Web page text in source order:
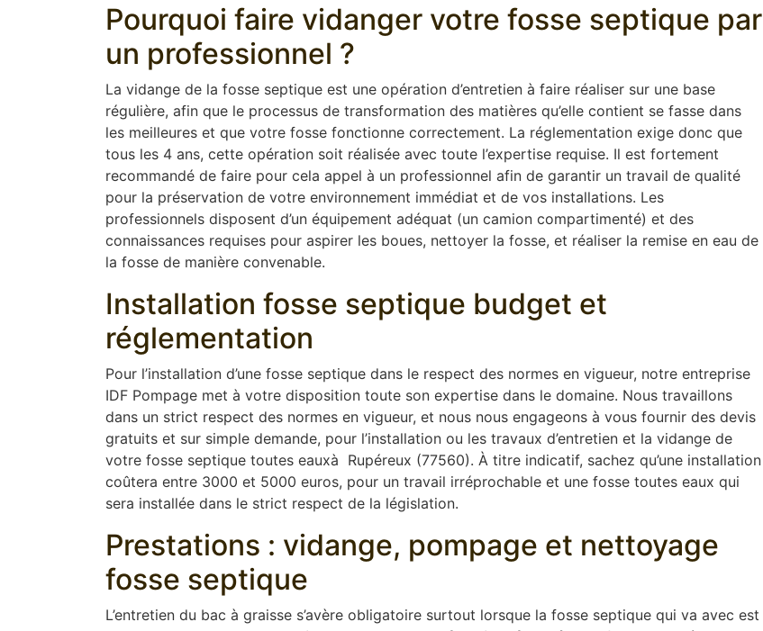
Pourquoi faire vidanger votre fosse septique par
un professionnel ?
La vidange de la fosse septique est une opération d’entretien à faire réaliser sur une base
régulière, afin que le processus de transformation des matières qu’elle contient se fasse dans
les meilleures et que votre fosse fonctionne correctement. La réglementation exige donc que
tous les 4 ans, cette opération soit réalisée avec toute l’expertise requise. Il est fortement
recommandé de faire pour cela appel à un professionnel afin de garantir un travail de qualité
pour la préservation de votre environnement immédiat et de vos installations. Les
professionnels disposent d’un équipement adéquat (un camion compartimenté) et des
connaissances requises pour aspirer les boues, nettoyer la fosse, et réaliser la remise en eau de
la fosse de manière convenable.
Installation fosse septique budget et
réglementation
Pour l’installation d’une fosse septique dans le respect des normes en vigueur, notre entreprise
IDF Pompage met à votre disposition toute son expertise dans le domaine. Nous travaillons
dans un strict respect des normes en vigueur, et nous nous engageons à vous fournir des devis
gratuits et sur simple demande, pour l’installation ou les travaux d’entretien et la vidange de
votre fosse septique toutes eauxà Rupéreux (77560). À titre indicatif, sachez qu’une installation
coûtera entre 3000 et 5000 euros, pour un travail irréprochable et une fosse toutes eaux qui
sera installée dans le strict respect de la législation.
Prestations : vidange, pompage et nettoyage
fosse septique
L’entretien du bac à graisse s’avère obligatoire surtout lorsque la fosse septique qui va avec est